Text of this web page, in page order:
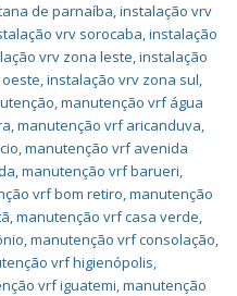
de parnaíba,instalação vrv
vrv sorocaba,instalação
vrv zona leste,instalação
,instalação vrv zona sul,
,manutenção vrf água
,manutenção vrf aricanduva,
,manutenção vrf avenida
,manutenção vrf barueri,
vrf bom retiro,manutenção
,manutenção vrf casa verde,
,manutenção vrf consolação,
vrf higienópolis,
vrf iguatemi,manutenção